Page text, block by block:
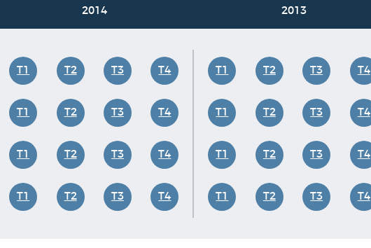
2014
T1 T2 T3 T4
T1 T2 T3 T4
T1 T2 T3 T4
T1 T2 T3 T4
2013
T1 T2 T3 T4
T1 T2 T3 T4
T1 T2 T3 T4
T1 T2 T3 T4